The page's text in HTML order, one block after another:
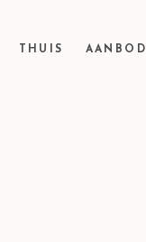
THUIS AANBOD